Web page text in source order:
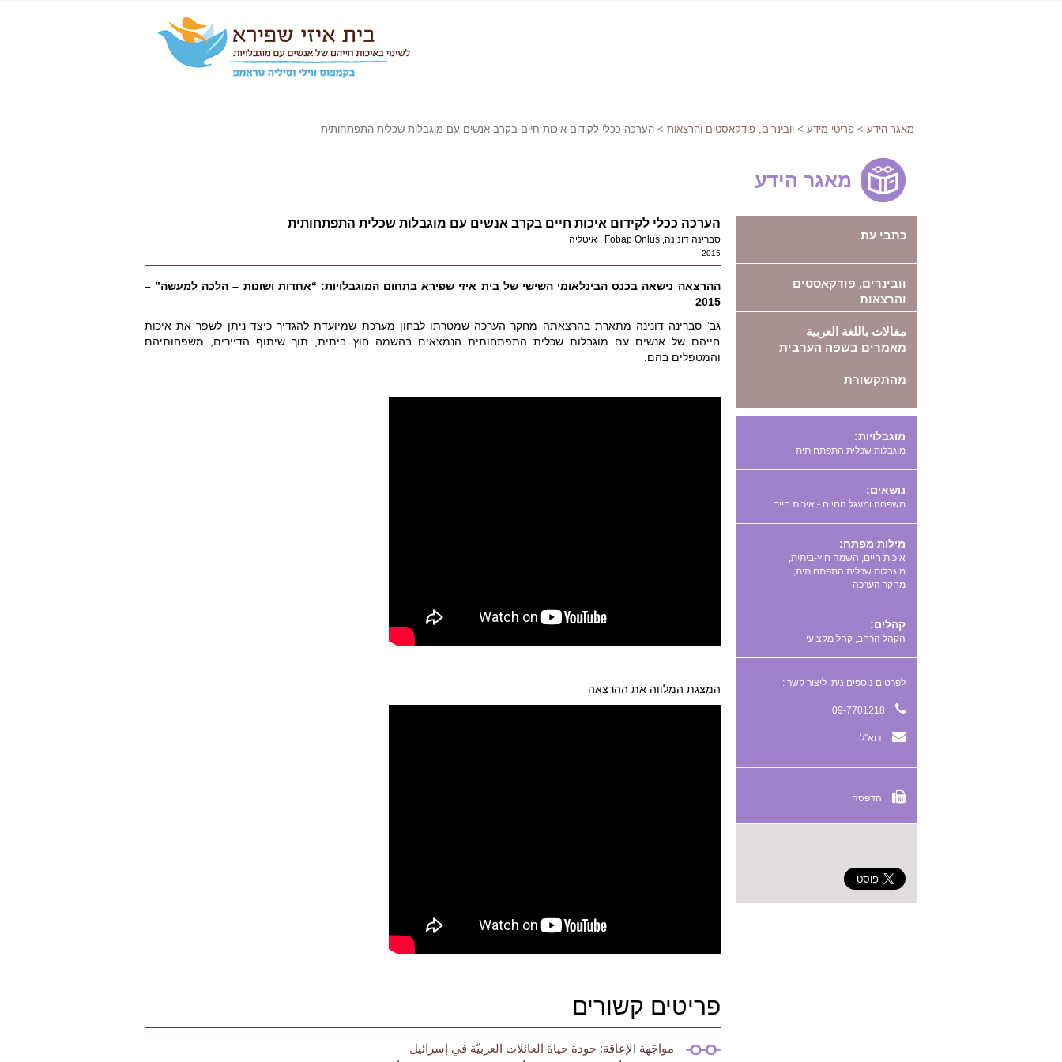
מאגר הידע > פריטי מידע > וובינרים, פודקאסטים והרצאות > הערכה ככלי לקידום איכות חיים בקרב אנשים עם מוגבלות שכלית התפתחותית
מאגר הידע
הערכה ככלי לקידום איכות חיים בקרב אנשים עם מוגבלות שכלית התפתחותית
סברינה דונינה, Fobap Onlus , איטליה
2015
ההרצאה נישאה בכנס הבינלאומי השישי של בית איזי שפירא בתחום המוגבלויות: “אחדות ושונות – הלכה למעשה” –
2015
גב’ סברינה דונינה מתארת בהרצאתה מחקר הערכה שמטרתו לבחון מערכת שמיועדת להגדיר כיצד ניתן לשפר את איכות
חייהם של אנשים עם מוגבלות שכלית התפתחותית הנמצאים בהשמה חוץ ביתית, תוך שיתוף הדיירים, משפחותיהם
והמטפלים בהם.
המצגת המלווה את ההרצאה
פריטים קשורים
مواجَهة الإعاقة: جودة حياة العائلات العربيّة في إسرائيل
כתבי עת
וובינרים, פודקאסטים
והרצאות
مقالات باللغة العربية
מאמרים בשפה הערבית
מהתקשורת
מוגבלויות:
מוגבלות שכלית התפתחותית
נושאים:
משפחה ומעגל החיים - איכות חיים
מילות מפתח:
,
,
,
קהלים:
הקהל הרחב, קהל מקצועי
לפרטים נוספים ניתן ליצור קשר :
דוא"ל
הדפסה